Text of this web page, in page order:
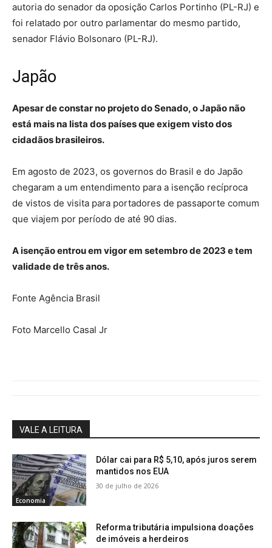
autoria do senador da oposição Carlos Portinho (PL-RJ) e
foi relatado por outro parlamentar do mesmo partido,
senador Flávio Bolsonaro (PL-RJ).
Japão
Apesar de constar no projeto do Senado, o Japão não
está mais na lista dos países que exigem visto dos
cidadãos brasileiros.
Em agosto de 2023, os governos do Brasil e do Japão
chegaram a um entendimento para a isenção recíproca
de vistos de visita para portadores de passaporte comum
que viajem por período de até 90 dias.
A isenção entrou em vigor em setembro de 2023 e tem
validade de três anos.
Fonte Agência Brasil
Foto Marcello Casal Jr
VALE A LEITURA
Economia
Dólar cai para R$ 5,10, após juros serem
mantidos nos EUA
30 de julho de 2026
Reforma tributária impulsiona doações
de imóveis a herdeiros